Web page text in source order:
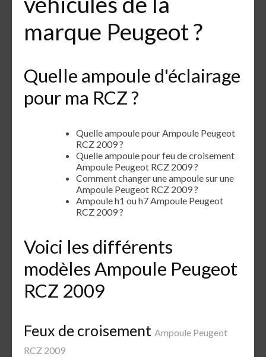
marque Peugeot ?
Quelle ampoule d'éclairage
pour ma RCZ ?
Quelle ampoule pour Ampoule Peugeot
RCZ 2009 ?
Quelle ampoule pour feu de croisement
Ampoule Peugeot RCZ 2009 ?
Comment changer une ampoule sur une
Ampoule Peugeot RCZ 2009 ?
Ampoule h1 ou h7 Ampoule Peugeot
RCZ 2009 ?
Voici les différents
modèles Ampoule Peugeot
RCZ 2009
Feux de croisement Ampoule Peugeot
RCZ 2009